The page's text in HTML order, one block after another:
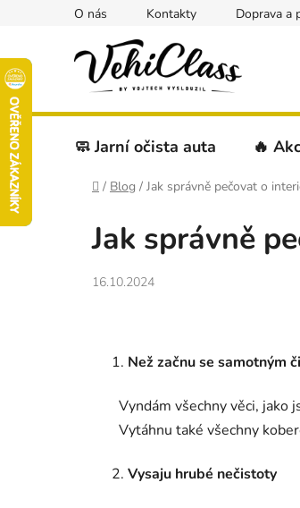
O nás Kontakty Doprava a
🧼 Jarní očista auta 🔥
Domů
/ Blog / Jak správně pečovat o
Jak správně
16.10.2024
Než začnu se samotným
Vyndám všechny věci, jako
Vytáhnu také všechny
Vysaju hrubé nečistoty